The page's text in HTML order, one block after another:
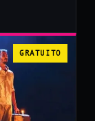
GRATUITO